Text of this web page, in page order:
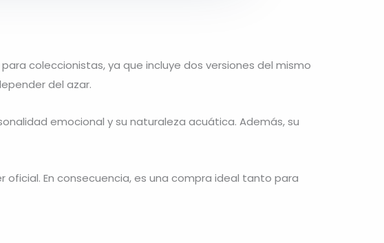
coleccionistas, ya que incluye dos versiones del mismo
del azar.
emocional y su naturaleza acuática. Además, su
oficial. En consecuencia, es una compra ideal tanto para